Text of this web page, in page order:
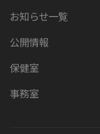
お知らせ一覧
公開情報
保健室
事務室